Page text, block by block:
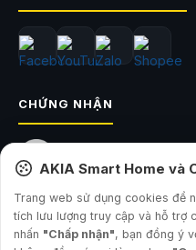
CHỨNG NHẬN
© 2026AKIA Smart Home—
AKIA Smart Home và
Trang web sử dụng cookies để
tích lưu lượng truy cập và hỗ trợ
nhấn "Chấp nhận", bạn đồng ý